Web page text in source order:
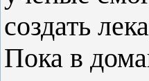
создать
Пока в